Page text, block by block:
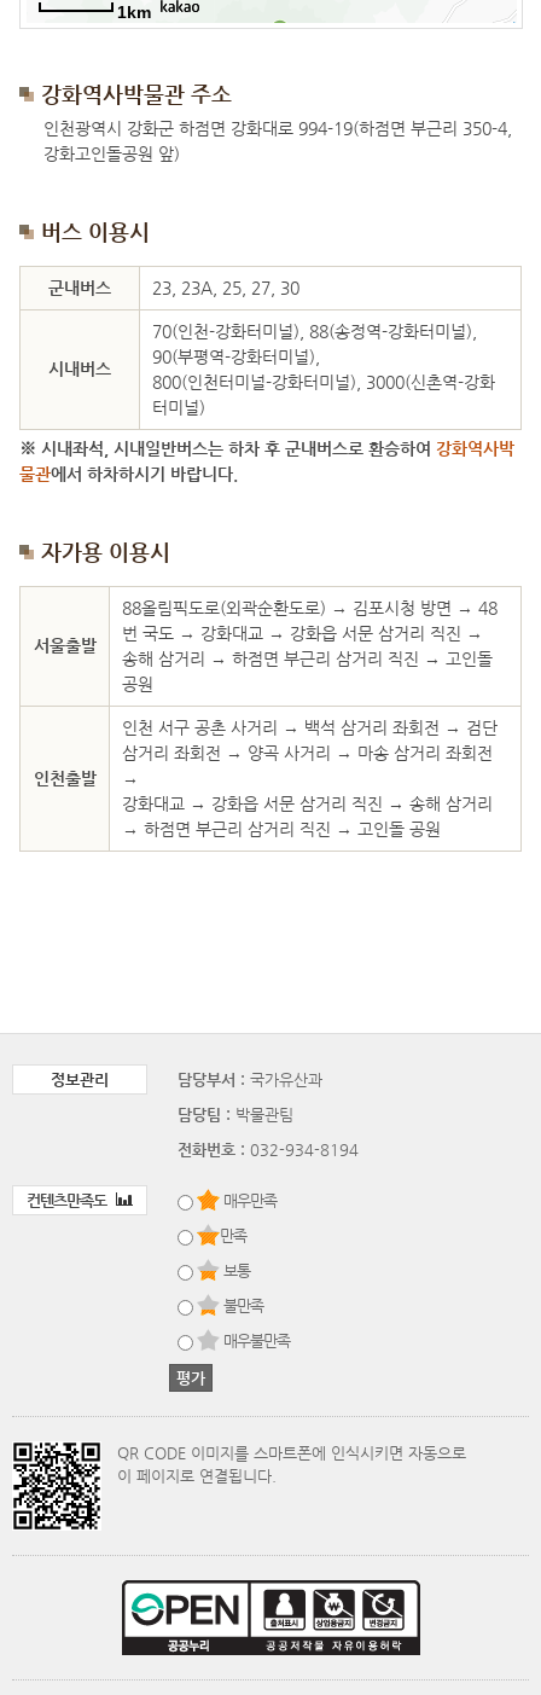
1km
강화역사박물관 주소
인천광역시 강화군 하점면 강화대로 994-19(하점면 부근리 350-4,
강화고인돌공원 앞)
버스 이용시
버스이용시
군내버스 23, 23A, 25, 27, 30
시내버스
70(인천-강화터미널), 88(송정역-강화터미널),
90(부평역-강화터미널),
800(인천터미널-강화터미널), 3000(신촌역-강화
터미널)
※ 시내좌석, 시내일반버스는 하차 후 군내버스로 환승하여 강화역사박
물관에서 하차하시기 바랍니다.
자가용 이용시
서울출발
88올림픽도로(외곽순환도로) → 김포시청 방면 → 48
번 국도 → 강화대교 → 강화읍 서문 삼거리 직진 →
송해 삼거리 → 하점면 부근리 삼거리 직진 → 고인돌
공원
인천출발
인천 서구 공촌 사거리 → 백석 삼거리 좌회전 → 검단
삼거리 좌회전 → 양곡 사거리 → 마송 삼거리 좌회전
→
강화대교 → 강화읍 서문 삼거리 직진 → 송해 삼거리
→ 하점면 부근리 삼거리 직진 → 고인돌 공원
정보관리 담당부서 : 국가유산과
담당팀 : 박물관팀
전화번호 : 032-934-8194
컨텐츠만족도
매우만족
만족
보통
불만족
매우불만족
QR CODE 이미지를 스마트폰에 인식시키면 자동으로
이 페이지로 연결됩니다.